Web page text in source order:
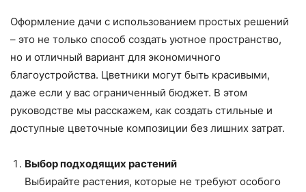
Оформление дачи с использованием простых решений
– это не только способ создать уютное пространство,
но и отличный вариант для экономичного
благоустройства. Цветники могут быть красивыми,
даже если у вас ограниченный бюджет. В этом
руководстве мы расскажем, как создать стильные и
доступные цветочные композиции без лишних затрат.
Выбор подходящих растений
Выбирайте растения, которые не требуют особого